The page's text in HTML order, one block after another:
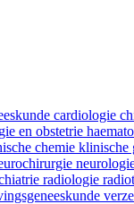
cardiologie
en obstetrie
chemie klinische
radiologie